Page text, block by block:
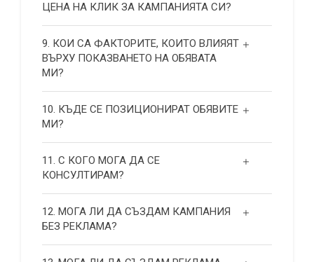
ЦЕНА НА КЛИК ЗА КАМПАНИЯТА СИ?
9. КОИ СА ФАКТОРИТЕ, КОИТО ВЛИЯЯТ
ВЪРХУ ПОКАЗВАНЕТО НА ОБЯВАТА
МИ?
10. КЪДЕ СЕ ПОЗИЦИОНИРАТ ОБЯВИТЕ
МИ?
11. С КОГО МОГА ДА СЕ
КОНСУЛТИРАМ?
12. МОГА ЛИ ДА СЪЗДАМ КАМПАНИЯ
БЕЗ РЕКЛАМА?